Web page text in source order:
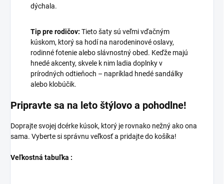
dýchala.
Tip pre rodičov: Tieto šaty sú veľmi vďačným
kúskom, ktorý sa hodí na narodeninové oslavy,
rodinné fotenie alebo slávnostný obed. Keďže majú
hnedé akcenty, skvele k nim ladia doplnky v
prírodných odtieňoch – napríklad hnedé sandálky
alebo klobúčik.
Pripravte sa na leto štýlovo a pohodlne!
Doprajte svojej dcérke kúsok, ktorý je rovnako nežný ako ona
sama. Vyberte si správnu veľkosť a pridajte do košíka!
Veľkostná tabuľka :